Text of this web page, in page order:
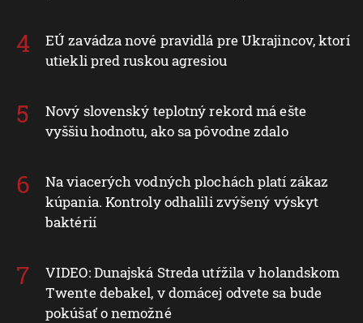
EÚ zavádza nové pravidlá pre Ukrajincov, ktorí
utiekli pred ruskou agresiou
Nový slovenský teplotný rekord má ešte
vyššiu hodnotu, ako sa pôvodne zdalo
Na viacerých vodných plochách platí zákaz
kúpania. Kontroly odhalili zvýšený výskyt
baktérií
VIDEO: Dunajská Streda utŕžila v holandskom
Twente debakel, v domácej odvete sa bude
pokúšať o nemožné